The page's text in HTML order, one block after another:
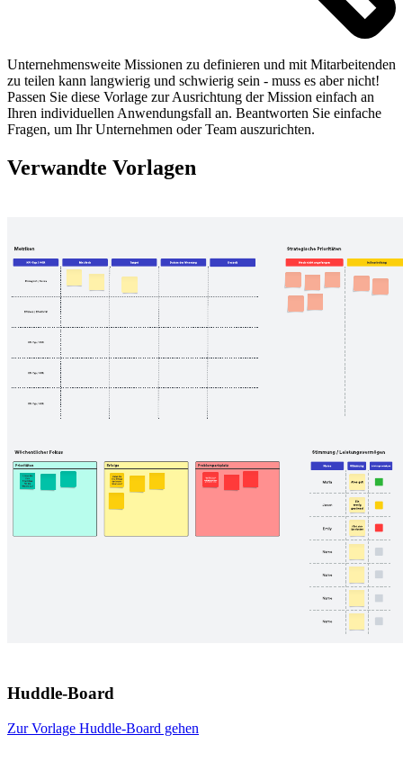
Unternehmensweite Missionen zu definieren und mit Mitarbeitenden
zu teilen kann langwierig und schwierig sein - muss es aber nicht!
Passen Sie diese Vorlage zur Ausrichtung der Mission einfach an
Ihren individuellen Anwendungsfall an. Beantworten Sie einfache
Fragen, um Ihr Unternehmen oder Team auszurichten.
Verwandte Vorlagen
Huddle-Board
Zur Vorlage Huddle-Board gehen